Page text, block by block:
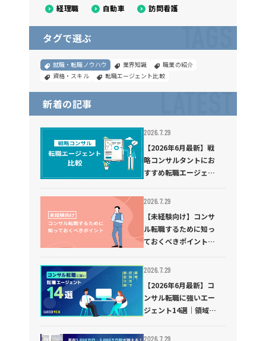
経理職
自動車 訪問看護
タグで選ぶ TAGS
就職・転職ノウハウ 業界知識
職業の紹介
資格・スキル
転職エージェント比較
新着の記事 LATEST
2026.7.29
【2026年6月最新】戦
略コンサルタントにお
すすめ転職エージェン
考対策、求められるス
2026.7.29
【未経験向け】コンサ
ル転職するために知っ
ておくべきポイントを
転職エージェントも紹
2026.7.29
【2026年6月最新】コ
ンサル転職に強いエー
ジェント14選｜領域
2026.7.29